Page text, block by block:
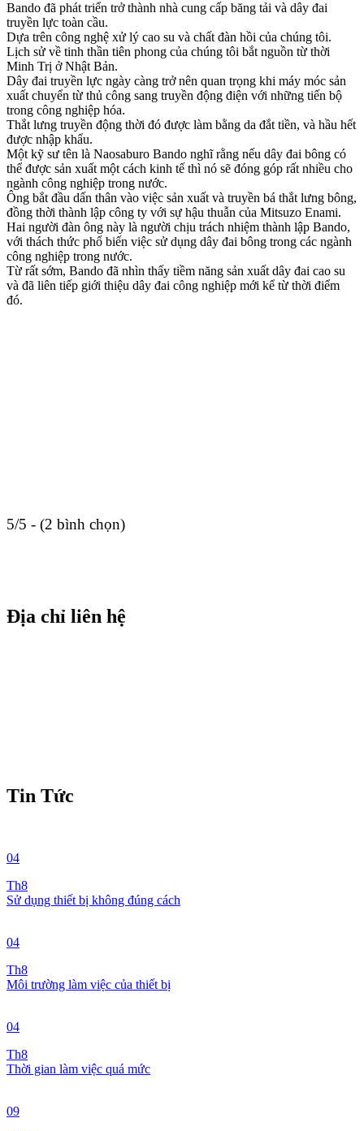
Bando đã phát triển trở thành nhà cung cấp băng tải và dây đai
truyền lực toàn cầu.
Dựa trên công nghệ xử lý cao su và chất đàn hồi của chúng tôi.
Lịch sử về tinh thần tiên phong của chúng tôi bắt nguồn từ thời
Minh Trị ở Nhật Bản.
Dây đai truyền lực ngày càng trở nên quan trọng khi máy móc sản
xuất chuyển từ thủ công sang truyền động điện với những tiến bộ
trong công nghiệp hóa.
Thắt lưng truyền động thời đó được làm bằng da đắt tiền, và hầu hết
được nhập khẩu.
Một kỹ sư tên là Naosaburo Bando nghĩ rằng nếu dây đai bông có
thể được sản xuất một cách kinh tế thì nó sẽ đóng góp rất nhiều cho
ngành công nghiệp trong nước.
Ông bắt đầu dấn thân vào việc sản xuất và truyền bá thắt lưng bông,
đồng thời thành lập công ty với sự hậu thuẫn của Mitsuzo Enami.
Hai người đàn ông này là người chịu trách nhiệm thành lập Bando,
với thách thức phổ biến việc sử dụng dây đai bông trong các ngành
công nghiệp trong nước.
Từ rất sớm, Bando đã nhìn thấy tiềm năng sản xuất dây đai cao su
và đã liên tiếp giới thiệu dây đai công nghiệp mới kể từ thời điểm
đó.
5/5 - (2 bình chọn)
Địa chỉ liên hệ
Tin Tức
04
Th8
Sử dụng thiết bị không đúng cách
04
Th8
Môi trường làm việc của thiết bị
04
Th8
Thời gian làm việc quá mức
09